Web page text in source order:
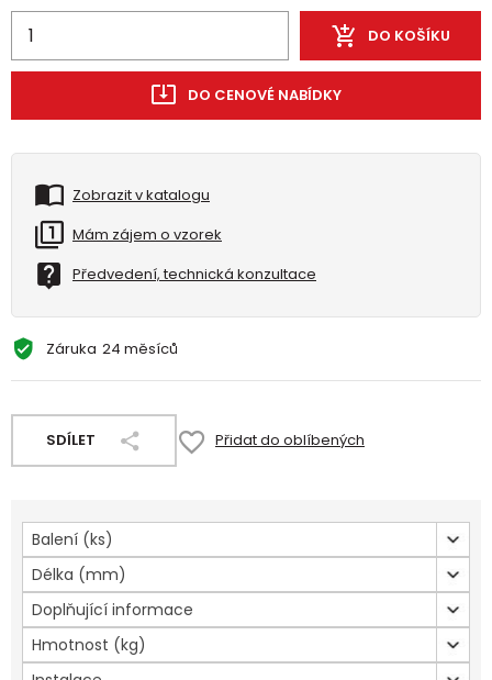
DO KOŠÍKU
DO CENOVÉ NABÍDKY
Zobrazit v katalogu
Mám zájem o vzorek
Předvedení, technická konzultace
Záruka 24 měsíců
SDÍLET Přidat do oblíbených
Balení (ks)
Délka (mm)
Doplňující informace
Hmotnost (kg)